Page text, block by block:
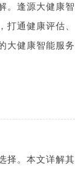
。逢源大健康智
通健康评估、
大健康智能服务
择。本文详解其